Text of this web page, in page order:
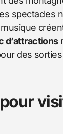
spectacles
d’attractions
des